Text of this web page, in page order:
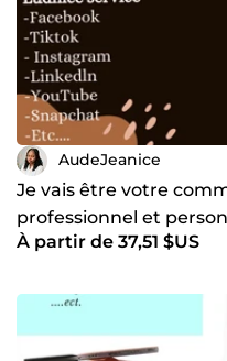
AudeJeanice
Je vais être votre
professionnel et
À partir de 37,51 $US